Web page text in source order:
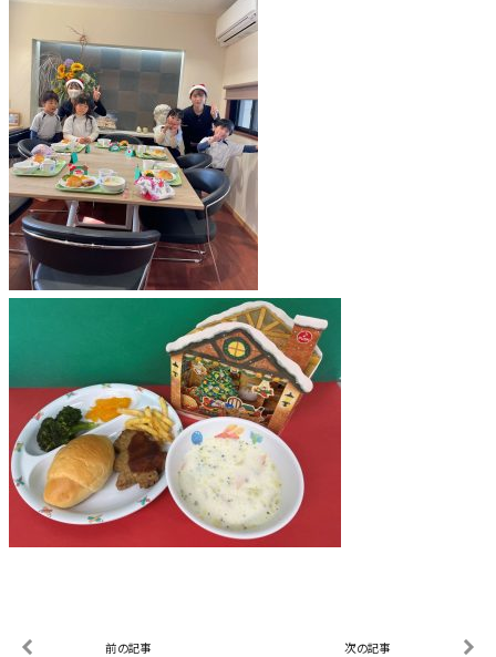
前の記事 次の記事